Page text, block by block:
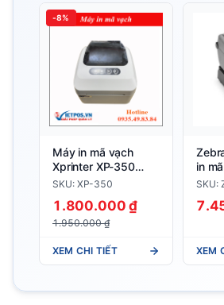
-8%
Máy in mã vạch
Xprinter XP-350
Plus ( in mã vạch +
SKU: XP-350
1.800.000 ₫
1.950.000 ₫
XEM CHI TIẾT
in
SKU:
XEM